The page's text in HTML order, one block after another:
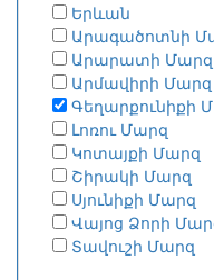
Երևան
Արագածոտնի
Արարատի Մարզ
Արմավիրի Մարզ
Գեղարքունիքի
Լոռու Մարզ
Կոտայքի Մարզ
Շիրակի Մարզ
Սյունիքի Մարզ
Վայոց Ձորի
Տավուշի Մարզ